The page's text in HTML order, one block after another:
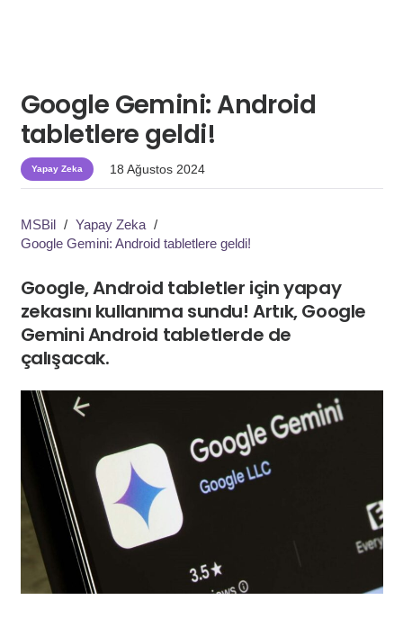
Google Gemini: Android
tabletlere geldi!
Yapay Zeka 18 Ağustos 2024
MSBil / Yapay Zeka /
Google Gemini: Android tabletlere geldi!
Google, Android tabletler için yapay
zekasını kullanıma sundu! Artık, Google
Gemini Android tabletlerde de
çalışacak.